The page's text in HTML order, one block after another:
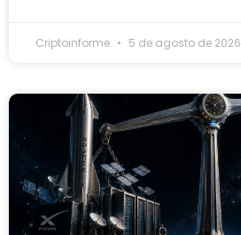
Criptoinforme 5 de agosto de 2026